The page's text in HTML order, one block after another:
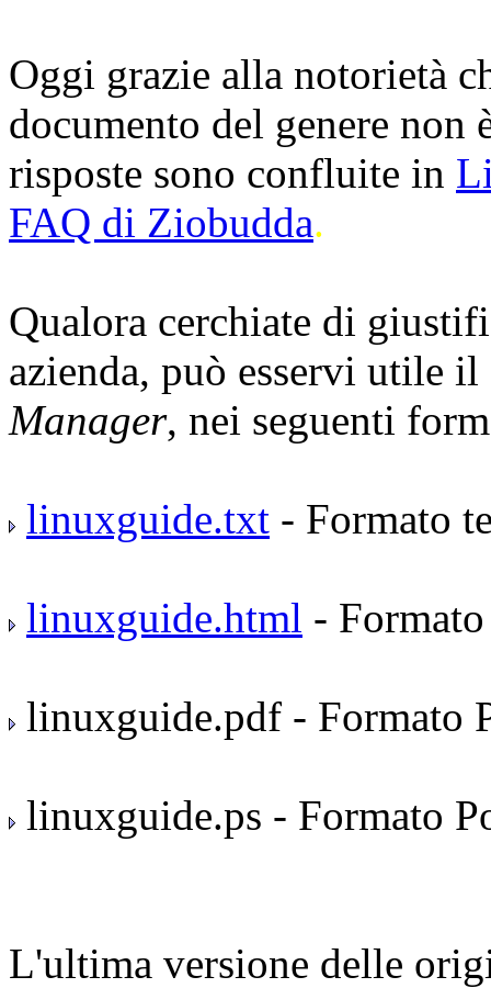
Oggi grazie alla notorietà
documento del genere non
risposte sono confluite in
FAQ di Ziobudda.
Qualora cerchiate di
azienda, può esservi utile
Manager, nei seguenti
linuxguide.txt - Formato
linuxguide.html -
linuxguide.pdf - Formato
linuxguide.ps - Formato
L'ultima versione delle